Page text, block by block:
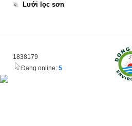
Lưới lọc sơn
1838179
Đang online: 5